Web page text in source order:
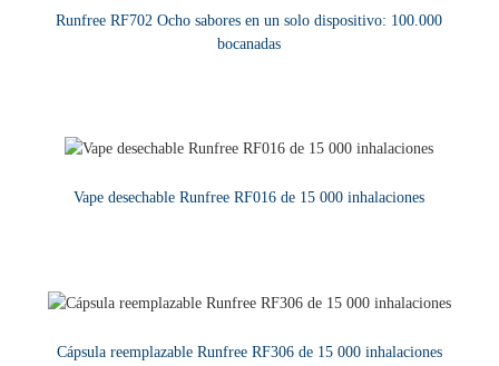
Runfree RF702 Ocho sabores en un solo dispositivo: 100.000
bocanadas
Vape desechable Runfree RF016 de 15 000 inhalaciones
Cápsula reemplazable Runfree RF306 de 15 000 inhalaciones